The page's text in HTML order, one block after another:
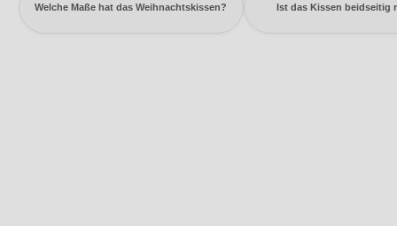
Welche Maße hat das Weihnachtskissen? Ist das Kissen beidseitig